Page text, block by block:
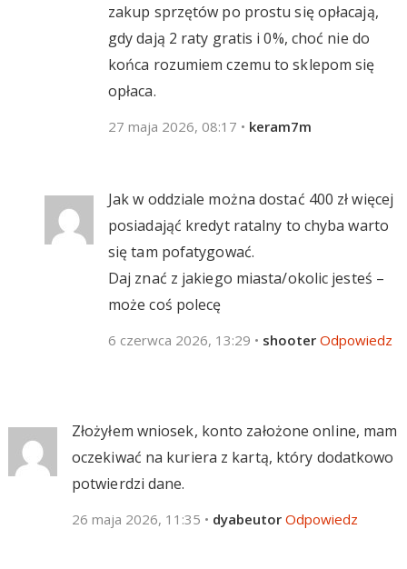
zakup sprzętów po prostu się opłacają,
gdy dają 2 raty gratis i 0%, choć nie do
końca rozumiem czemu to sklepom się
opłaca.
27 maja 2026, 08:17 • keram7m
Jak w oddziale można dostać 400 zł więcej
posiadająć kredyt ratalny to chyba warto
się tam pofatygować.
Daj znać z jakiego miasta/okolic jesteś –
może coś polecę
6 czerwca 2026, 13:29 • shooter Odpowiedz
Złożyłem wniosek, konto założone online, mam
oczekiwać na kuriera z kartą, który dodatkowo
potwierdzi dane.
26 maja 2026, 11:35 • dyabeutor Odpowiedz